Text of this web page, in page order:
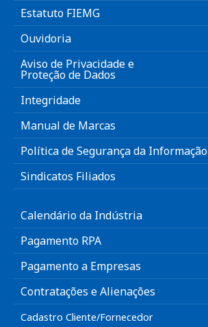
Estatuto FIEMG
Ouvidoria
Aviso de Privacidade e
Proteção de Dados
Integridade
Manual de Marcas
Política de Segurança da Informação
Sindicatos Filiados
Calendário da Indústria
Pagamento RPA
Pagamento a Empresas
Contratações e Alienações
Cadastro Cliente/Fornecedor